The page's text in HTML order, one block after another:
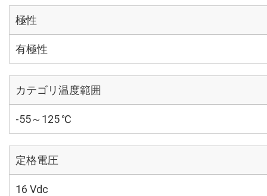
極性
有極性
カテゴリ温度範囲
-55～125 ℃
定格電圧
16 Vdc